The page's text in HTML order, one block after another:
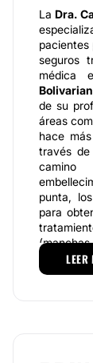
LaDra.
pacientes
seguros
médica
de su
áreas
hace
través
punta,
para
de las
caso
LEER